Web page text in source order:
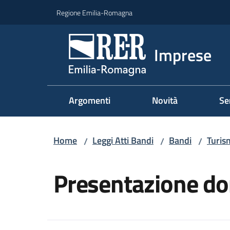
Regione Emilia-Romagna
Imprese
Argomenti Novità
Home / Leggi Atti Bandi / Bandi /
Presentazione